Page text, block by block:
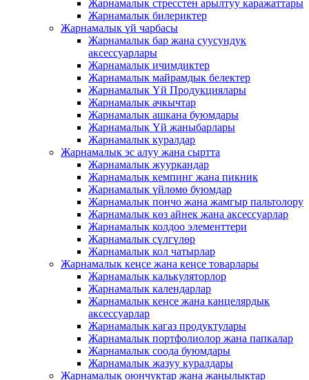
Жарнамалык стресстен арылтуу каражаттары
Жарнамалык билериктер
Жарнамалык үй чарбасы
Жарнамалык бар жана суусундук
аксессуарлары
Жарнамалык ичимдиктер
Жарнамалык майрамдык белектер
Жарнамалык Үй Продукциялары
Жарнамалык ачкычтар
Жарнамалык ашкана буюмдары
Жарнамалык Үй жаныбарлары
Жарнамалык куралдар
Жарнамалык эс алуу жана сыртта
Жарнамалык жууркандар
Жарнамалык кемпинг жана пикник
Жарнамалык үйлөмө буюмдар
Жарнамалык пончо жана жамгыр пальтолору
Жарнамалык көз айнек жана аксессуарлар
Жарнамалык колдоо элементтери
Жарнамалык сүлгүлөр
Жарнамалык кол чатырлар
Жарнамалык кеңсе жана кеңсе товарлары
Жарнамалык калькуляторлор
Жарнамалык календарлар
Жарнамалык кеңсе жана канцелярдык
аксессуарлар
Жарнамалык кагаз продуктулары
Жарнамалык портфолиолор жана папкалар
Жарнамалык соода буюмдары
Жарнамалык жазуу куралдары
Жарнамалык оюнчуктар жана жаңылыктар